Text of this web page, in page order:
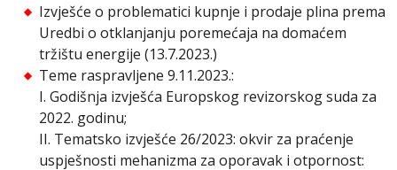
Izvješće o problematici kupnje i prodaje plina prema
Uredbi o otklanjanju poremećaja na domaćem
tržištu energije (13.7.2023.)
Teme raspravljene 9.11.2023.:
I. Godišnja izvješća Europskog revizorskog suda za
2022. godinu;
II. Tematsko izvješće 26/2023: okvir za praćenje
uspješnosti mehanizma za oporavak i otpornost: